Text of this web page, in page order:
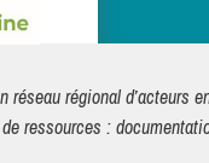
réseau régional d’acteurs
ressources :